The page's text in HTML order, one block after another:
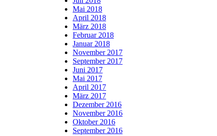
Mai 2018
April 2018
März 2018
Februar 2018
Januar 2018
November 2017
September 2017
Juni 2017
Mai 2017
April 2017
März 2017
Dezember 2016
November 2016
Oktober 2016
September 2016